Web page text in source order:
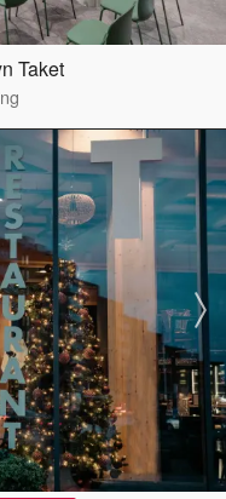
Taket